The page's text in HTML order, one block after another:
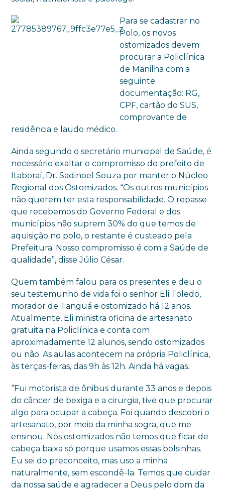
Para se cadastrar no
Polo, os novos
ostomizados devem
procurar a Policlínica
de Manilha com a
seguinte
documentação: RG,
CPF, cartão do SUS,
comprovante de
residência e laudo médico.
Ainda segundo o secretário municipal de Saúde, é
necessário exaltar o compromisso do prefeito de
Itaboraí, Dr. Sadinoel Souza por manter o Núcleo
Regional dos Ostomizados. “Os outros municípios
não querem ter esta responsabilidade. O repasse
que recebemos do Governo Federal e dos
municípios não suprem 30% do que temos de
aquisição no polo, o restante é custeado pela
Prefeitura. Nosso compromisso é com a Saúde de
qualidade”, disse Júlio César.
Quem também falou para os presentes e deu o
seu testemunho de vida foi o senhor Eli Toledo,
morador de Tanguá e ostomizado há 12 anos.
Atualmente, Eli ministra oficina de artesanato
gratuita na Policlínica e conta com
aproximadamente 12 alunos, sendo ostomizados
ou não. As aulas acontecem na própria Policlínica,
às terças-feiras, das 9h às 12h. Ainda há vagas.
“Fui motorista de ônibus durante 33 anos e depois
do câncer de bexiga e a cirurgia, tive que procurar
algo para ocupar a cabeça. Foi quando descobri o
artesanato, por meio da minha sogra, que me
ensinou. Nós ostomizados não temos que ficar de
cabeça baixa só porque usamos essas bolsinhas.
Eu sei do preconceito, mas uso a minha
naturalmente, sem escondê-la. Temos que cuidar
da nossa saúde e agradecer a Deus pelo dom da